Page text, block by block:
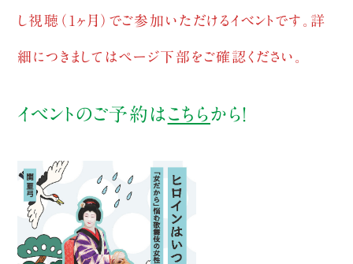
し視聴（1ヶ月）でご参加いただけるイベントです。詳
細につきましてはページ下部をご確認ください。
イベントのご予約は こちらから！